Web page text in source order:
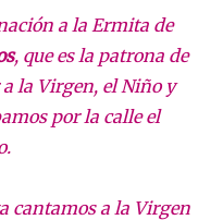
a la Ermita de
, que es la patrona de
la Virgen, el Niño y
por la calle el
cantamos a la Virgen